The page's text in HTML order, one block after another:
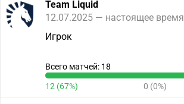
Team Liquid
12.07.2025 — настоящее время
Игрок
Всего матчей: 18
12 (67%) 0 (0%)